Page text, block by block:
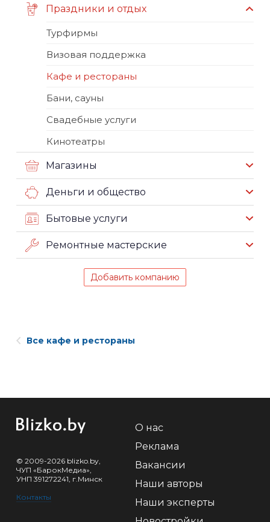
Праздники и отдых
Турфирмы
Визовая поддержка
Кафе и рестораны
Бани, сауны
Свадебные услуги
Кинотеатры
Магазины
Деньги и общество
Бытовые услуги
Ремонтные мастерские
Добавить компанию
Все кафе и рестораны
© 2009-2026 blizko.by,
ЧУП «БарокМедиа»,
УНП 391272241, г.Минск
Контакты
О нас
Реклама
Вакансии
Наши авторы
Наши эксперты